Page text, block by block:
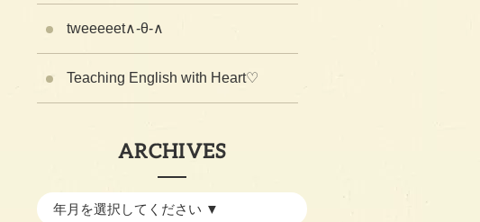
tweeeeet∧-θ-∧
Teaching English with Heart♡
ARCHIVES